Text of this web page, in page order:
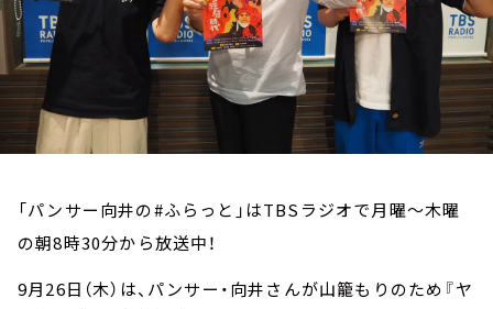
「パンサー向井の#ふらっと」はTBSラジオで月曜～木曜
の朝8時30分から放送中！
9月26日（木）は、パンサー・向井さんが山籠もりのため『ヤ